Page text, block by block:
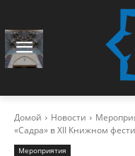
Домой Новости
«Садра» в XII Книжном
Мероприятия